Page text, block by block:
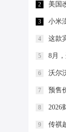
2 美国
3 小米
4 这款
5 8月
6 沃尔
7 预售
8 2026
9 传祺